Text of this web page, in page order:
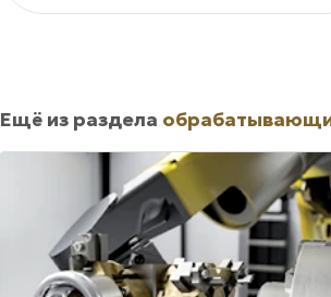
Ещё из раздела